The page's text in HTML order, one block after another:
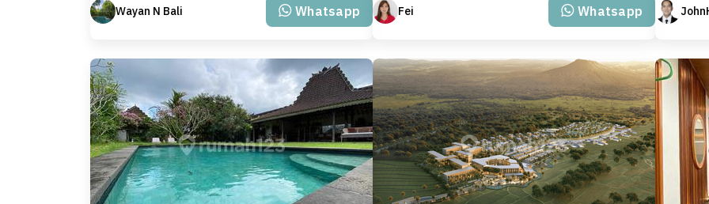
Wayan N Bali Whatsapp Fei Whatsapp